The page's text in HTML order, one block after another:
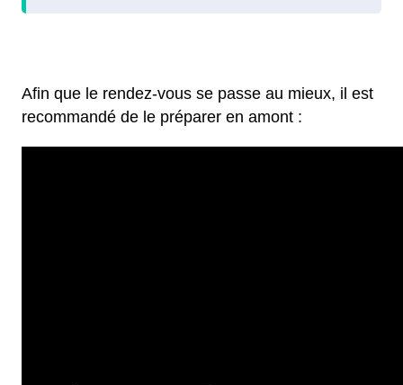
Afin que le rendez-vous se passe au mieux, il est
recommandé de le préparer en amont :